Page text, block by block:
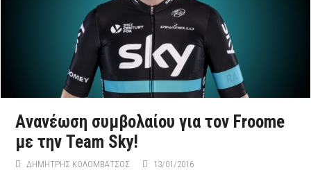
Aνανέωση συμβολαίου για τον Froome
με την Team Sky!
ΔΗΜΉΤΡΗΣ ΚΟΛΟΜΒΆΤΣΟΣ
13/01/2016